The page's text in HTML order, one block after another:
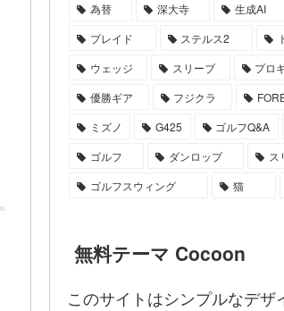
為替
深大寺 生成AI
プレイド
ステルス2
ウェッジ
スリーブ プロ
優勝ギア
フジクラ
ミズノ
G425 ゴルフQ&A
ゴルフ
ダンロップ
ス
ゴルフスウィング
猫
無料テーマ Cocoon
このサイトはシンプルなデザ